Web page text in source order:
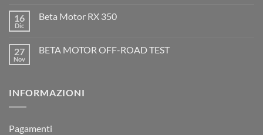
2026:
è
arrivata
su
Motocross
è
16
Dic
Beta Motor RX 350
Beta
27
Nov
BETA MOTOR OFF-ROAD TEST
MOTOR
INFORMAZIONI
Pagamenti